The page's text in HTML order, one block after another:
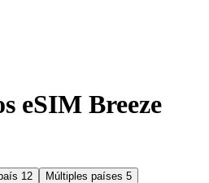
eSIM Breeze
12 Múltiples países 5